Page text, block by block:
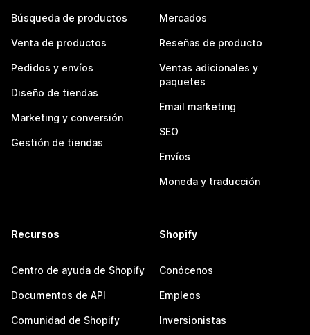
Búsqueda de productos
Venta de productos
Pedidos y envíos
Diseño de tiendas
Marketing y conversión
Gestión de tiendas
Mercados
Reseñas de producto
Ventas adicionales y
paquetes
Email marketing
SEO
Envíos
Moneda y traducción
Recursos
Centro de ayuda de Shopify
Documentos de API
Comunidad de Shopify
Shopify
Conócenos
Empleos
Inversionistas